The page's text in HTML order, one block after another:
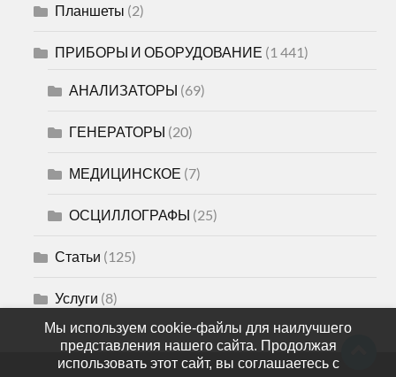
Планшеты (2)
ПРИБОРЫ И ОБОРУДОВАНИЕ (1 441)
АНАЛИЗАТОРЫ (69)
ГЕНЕРАТОРЫ (20)
МЕДИЦИНСКОЕ (7)
ОСЦИЛЛОГРАФЫ (25)
Статьи (125)
Услуги (8)
Мы используем cookie-файлы для наилучшего
представления нашего сайта. Продолжая
использовать этот сайт, вы соглашаетесь с